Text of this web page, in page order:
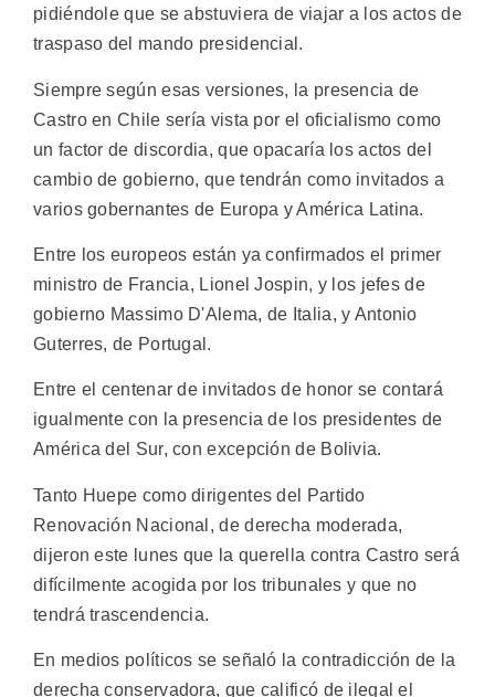
pidiéndole que se abstuviera de viajar a los actos de
traspaso del mando presidencial.
Siempre según esas versiones, la presencia de
Castro en Chile sería vista por el oficialismo como
un factor de discordia, que opacaría los actos del
cambio de gobierno, que tendrán como invitados a
varios gobernantes de Europa y América Latina.
Entre los europeos están ya confirmados el primer
ministro de Francia, Lionel Jospin, y los jefes de
gobierno Massimo D'Alema, de Italia, y Antonio
Guterres, de Portugal.
Entre el centenar de invitados de honor se contará
igualmente con la presencia de los presidentes de
América del Sur, con excepción de Bolivia.
Tanto Huepe como dirigentes del Partido
Renovación Nacional, de derecha moderada,
dijeron este lunes que la querella contra Castro será
difícilmente acogida por los tribunales y que no
tendrá trascendencia.
En medios políticos se señaló la contradicción de la
derecha conservadora, que calificó de ilegal el